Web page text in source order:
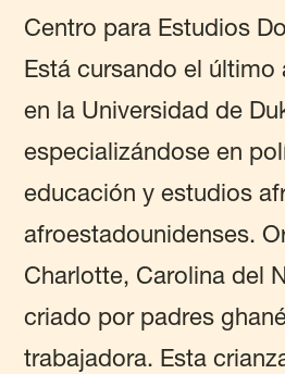
Centro para Estudios
Está cursando el último
en la Universidad de
especializándose en
educación y estudios
afroestadounidenses.
Charlotte, Carolina del
criado por padres
trabajadora. Esta